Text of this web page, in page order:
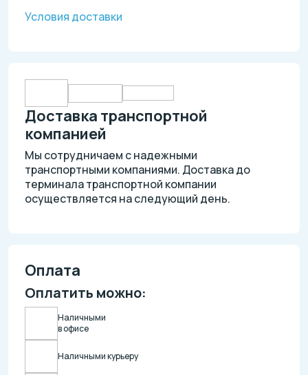
Условия доставки
Доставка транспортной
компанией
Мы сотрудничаем с надежными
транспортными компаниями. Доставка до
терминала транспортной компании
осуществляется на следующий день.
Оплата
Оплатить можно:
Наличными
в офисе
Наличными курьеру